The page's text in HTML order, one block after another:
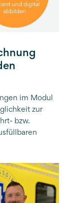
im Modul
zur
bzw.